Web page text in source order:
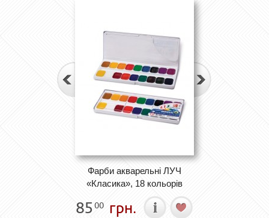
Фарби акварельні ЛУЧ
«Класика», 18 кольорів
85 00 грн.